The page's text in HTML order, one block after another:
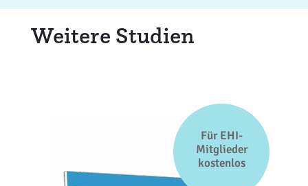
Weitere Studien
Für EHI-
Mitglieder
kostenlos